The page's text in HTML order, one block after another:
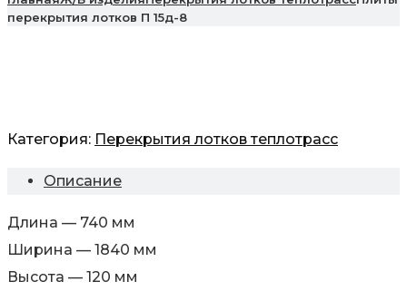
перекрытия лотков П 15д-8
Категория: Перекрытия лотков теплотрасс
Описание
Длина — 740 мм
Ширина — 1840 мм
Высота — 120 мм